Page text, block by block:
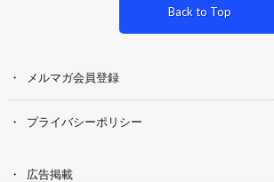
Back to Top
メルマガ会員登録
プライバシーポリシー
広告掲載